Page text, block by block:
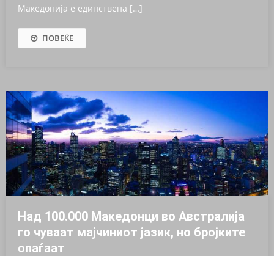
Македонија е единствена […]
ПОВЕЌЕ
Над 100.000 Македонци во Австралија
го чуваат мајчиниот јазик, но бројките
опаѓаат